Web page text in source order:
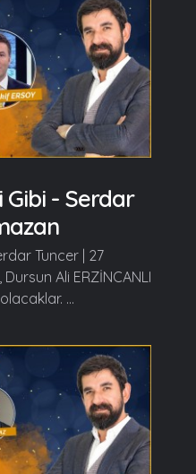
Gibi - Serdar
Tuncer | 27
Ali ERZİNCANLI
...